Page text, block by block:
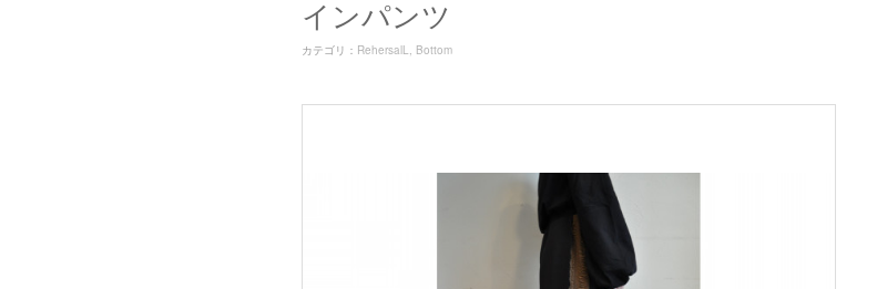
インパンツ
カテゴリ ： RehersalL Bottom